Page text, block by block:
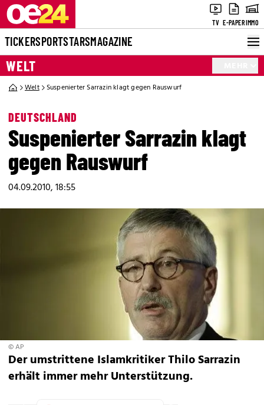
TV E-PAPERIMMO
TICKERSPORTSTARSMAGAZINE
WELT
Welt Suspenierter Sarrazin klagt gegen Rauswurf
DEUTSCHLAND
Suspenierter Sarrazin klagt
gegen Rauswurf
04.09.2010, 18:55
© AP
Der umstrittene Islamkritiker Thilo Sarrazin
erhält immer mehr Unterstützung.